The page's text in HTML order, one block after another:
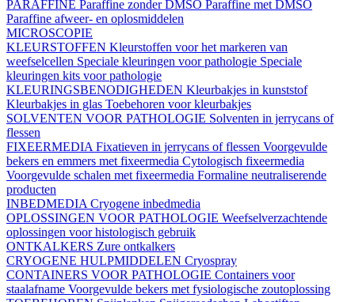
PARAFFINE Paraffine zonder DMSO Paraffine met DMSO
Paraffine afweer- en oplosmiddelen
MICROSCOPIE
KLEURSTOFFEN Kleurstoffen voor het markeren van
weefselcellen Speciale kleuringen voor pathologie Speciale
kleuringen kits voor pathologie
KLEURINGSBENODIGHEDEN Kleurbakjes in kunststof
Kleurbakjes in glas Toebehoren voor kleurbakjes
SOLVENTEN VOOR PATHOLOGIE Solventen in jerrycans of
flessen
FIXEERMEDIA Fixatieven in jerrycans of flessen Voorgevulde
bekers en emmers met fixeermedia Cytologisch fixeermedia
Voorgevulde schalen met fixeermedia Formaline neutraliserende
producten
INBEDMEDIA Cryogene inbedmedia
OPLOSSINGEN VOOR PATHOLOGIE Weefselverzachtende
oplossingen voor histologisch gebruik
ONTKALKERS Zure ontkalkers
CRYOGENE HULPMIDDELEN Cryospray
CONTAINERS VOOR PATHOLOGIE Containers voor
staalafname Voorgevulde bekers met fysiologische zoutoplossing